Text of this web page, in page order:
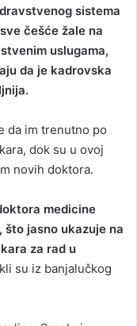
sistema
češće žale na
uslugama,
da je kadrovska
da im trenutno po
dok su u ovoj
novih doktora.
medicine
jasno ukazuje na
za rad u
su iz banjalučkog